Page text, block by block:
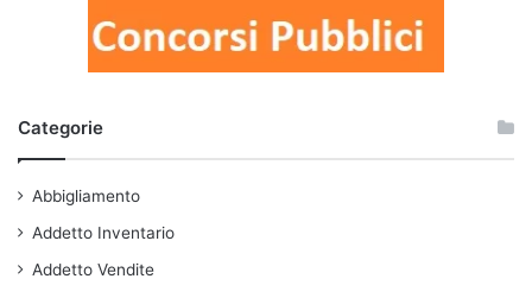
Categorie
Abbigliamento
Addetto Inventario
Addetto Vendite